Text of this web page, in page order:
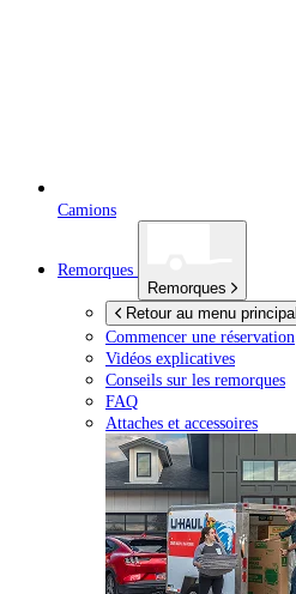
Camions
Remorques
Remorques
Retour au menu principal
Commencer une réservation
Vidéos explicatives
Conseils sur les remorques
FAQ
Attaches et accessoires